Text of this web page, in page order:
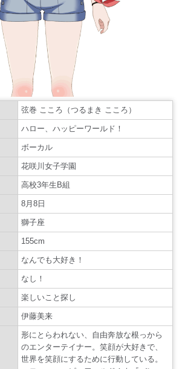
弦巻 こころ（つるまき こころ）
ハロー、ハッピーワールド！
ボーカル
花咲川女子学園
高校3年生B組
8月8日
獅子座
155cm
なんでも大好き！
なし！
楽しいこと探し
伊藤美来
形にとらわれない、自由奔放な根っから
のエンターテイナー。笑顔が大好きで、
世界を笑顔にするために行動している。